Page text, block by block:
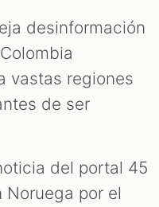
desinformación
vastas regiones
de ser
del portal 45
por el